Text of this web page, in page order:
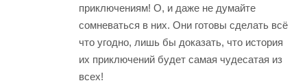
приключениям! О, и даже не думайте
сомневаться в них. Они готовы сделать всё
что угодно, лишь бы доказать, что история
их приключений будет самая чудесатая из
всех!